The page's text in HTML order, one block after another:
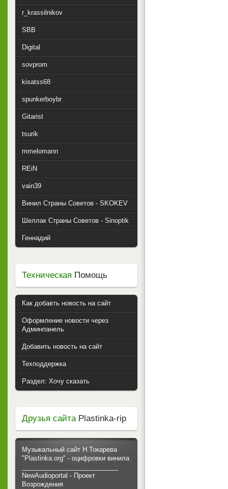
r_krassilnikov
SBB
Digital
sovprom
kisatss68
spunkerboybr
Gitarist
tsurik
mmelomann
REiN
vain39
Винил Страны Советов - SKOKEV
Шеллак Страны Советов - Sinoptik
Геннадий
Техническая Помощь
Как добавть новость на сайт
Оформление новости через
Админпанель
Добавить новость на сайт
Техподдержка
Раздел: Хочу сказать
Друзья сайтаPlastinka-rip
Музыкальный сайт Н.Токарева
"Plastinka.org" - оцифровки винила
NewAudioportal - Проект
Возрождения